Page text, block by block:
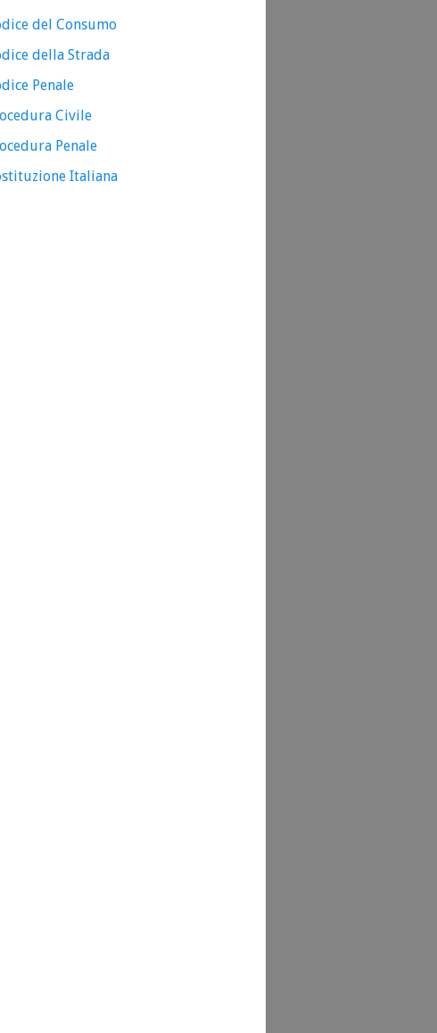
del Consumo
della Strada
Penale
Civile
Penale
Italiana